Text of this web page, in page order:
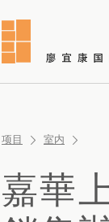
项目 室内
嘉華